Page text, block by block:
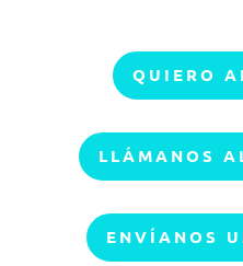
QUIERO
LLÁMANOS
ENVÍANOS